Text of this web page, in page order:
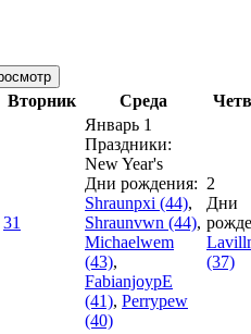
Вторник Среда
31
Январь 1
Праздники:
New Year's
Дни рождения:
Shraunpxi (44),
Shraunvwn (44),
Michaelwem
(43),
FabianjoypE
(41), Perrypew
(40)
2
Дни
(37)